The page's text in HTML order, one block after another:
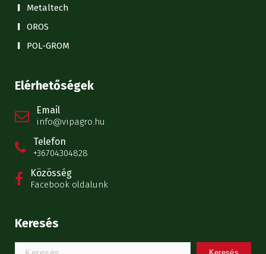
Metaltech
OROS
POL-GROM
Elérhetőségek
Email
info@vipagro.hu
Telefon
+36704304828
Közösség
Facebook oldalunk
Keresés
Keresem: